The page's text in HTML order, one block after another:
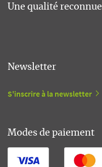
Une qualité reconnue
Newsletter
S'inscrire à la newsletter
Modes de paiement